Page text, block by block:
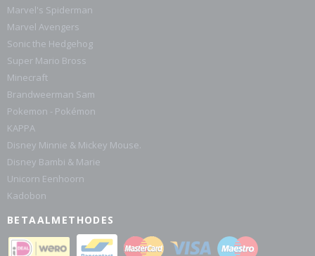
Marvel's Spiderman
Marvel Avengers
Sonic the Hedgehog
Super Mario Bross
Minecraft
Brandweerman Sam
Pokemon - Pokémon
KAPPA
Disney Minnie & Mickey Mouse.
Disney Bambi & Marie
Unicorn Eenhoorn
Kadobon
BETAALMETHODES